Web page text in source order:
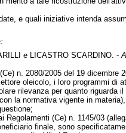
e quali iniziative intenda
e LICASTRO SCARDINO. -
n. 2080/2005 del 19 dicembre
oleicolo, i loro programmi di
rilevanza per quanto riguarda
la normativa vigente in
Regolamenti (Ce) n. 1145/03
finale, sono